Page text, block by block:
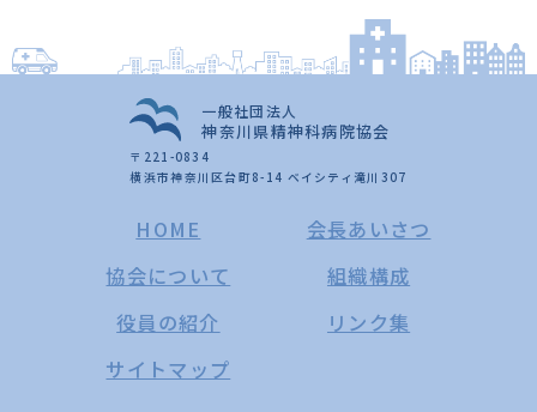
一般社団法人
神奈川県精神科病院協会
〒221-0834
横浜市神奈川区台町8-14 ベイシティ滝川307
HOME
会長あいさつ
協会について
組織構成
役員の紹介
リンク集
サイトマップ